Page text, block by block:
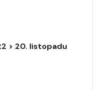
> 20. listopadu